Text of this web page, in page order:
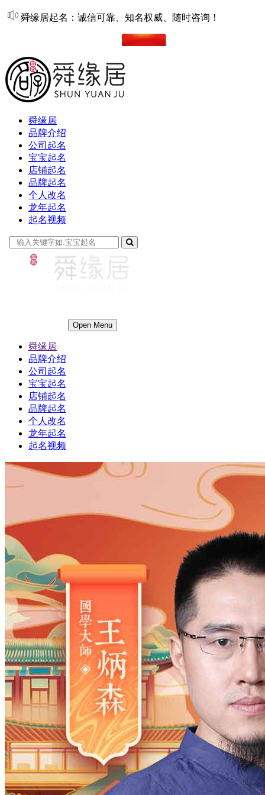
舜缘居起名：诚信可靠、知名权威、随时咨询！
舜缘居
品牌介绍
公司起名
宝宝起名
店铺起名
品牌起名
个人改名
龙年起名
起名视频
Open Menu
舜缘居
品牌介绍
公司起名
宝宝起名
店铺起名
品牌起名
个人改名
龙年起名
起名视频